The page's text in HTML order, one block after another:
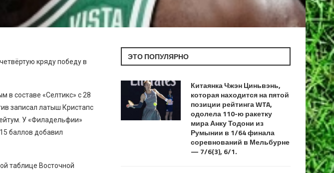
кряду победу в
в составе «Селтикс» с 28
записал латыш Кристапс
У «Филадельфии»
баллов добавил
таблице Восточной
ЭТО ПОПУЛЯРНО
Китаянка Чжэн Циньвэнь,
которая находится на пятой
позиции рейтинга WTA,
одолела 110-ю ракетку
мира Анку Тодони из
Румынии в 1/64 финала
соревнований в Мельбурне
— 7/6(3), 6/1.